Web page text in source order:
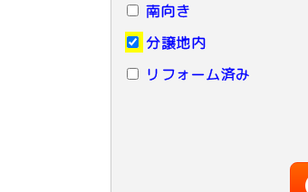
南向き
分譲地内
リフォーム済み